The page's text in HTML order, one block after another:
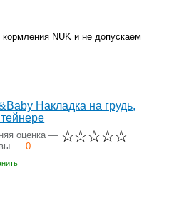
NUK и не допускаем
Накладка на грудь,
оценка —
— 0